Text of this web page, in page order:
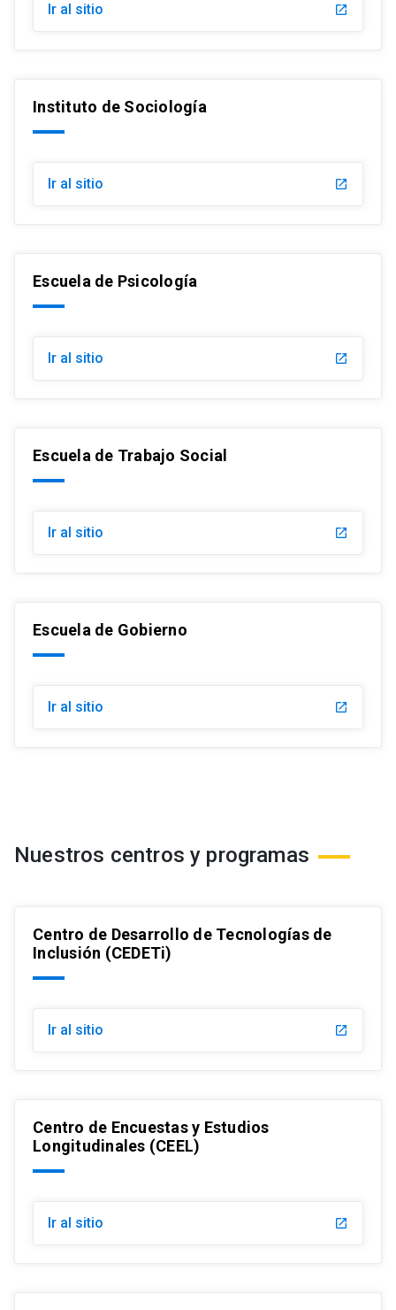
Ir al sitio launch
Instituto de Sociología
Ir al sitio launch
Escuela de Psicología
Ir al sitio launch
Escuela de Trabajo Social
Ir al sitio launch
Escuela de Gobierno
Ir al sitio launch
Nuestros centros y programas
Centro de Desarrollo de Tecnologías de
Inclusión (CEDETi)
Ir al sitio launch
Centro de Encuestas y Estudios
Longitudinales (CEEL)
Ir al sitio launch